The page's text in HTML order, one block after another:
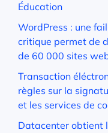
Éducation
WordPress : une
critique permet de
de 60 000 sites
Transaction
règles sur la
et les services de
Datacenter obtient